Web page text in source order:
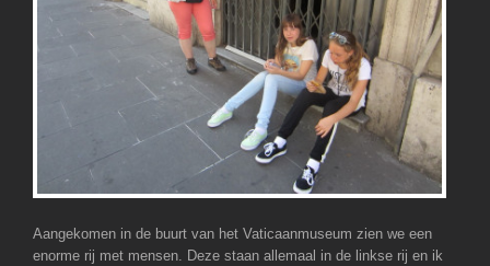
Aangekomen in de buurt van het Vaticaanmuseum zien we een
enorme rij met mensen. Deze staan allemaal in de linkse rij en ik